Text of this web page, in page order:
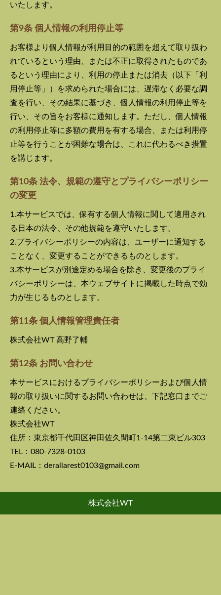
いたします。
第9条 個人情報の利用停止等
お客様より個人情報が利用目的の範囲を超えて取り扱わ
れているという理由、または不正に取得されたものであ
るという理由により、利用の停止または消去（以下「利
用停止等」）を求められた場合には、遅滞なく必要な調
査を行い、その結果に基づき、個人情報の利用停止等を
行い、その旨をお客様に通知します。ただし、個人情報
の利用停止等に多額の費用を有する場合、または利用停
止等を行うことが困難な場合は、これに代わるべき措置
を講じます。
第10条 法令、規範の遵守とプライバシーポリシー
の変更
1.本サービスでは、保有する個人情報に関して適用され
る日本の法令、その他規範を遵守いたします。
2.プライバシーポリシーの内容は、ユーザーに通知する
ことなく、変更することができるものとします。
3.本サービスが別途定める場合を除き、変更後のプライ
バシーポリシーは、本ウェブサイトに掲載した時点で効
力が生じるものとします。
第11条 個人情報管理責任者
株式会社WT 高野了輔
第12条 お問い合わせ
本サービスにおけるプライバシーポリシーおよび個人情
報の取り扱いに関するお問い合わせは、下記窓口までご
連絡ください。
株式会社WT
住所：東京都千代田区神田佐久間町1-14第二東ビル303
TEL：080-7328-0103
E-MAIL：derallarest0103@gmail.com
株式会社WT